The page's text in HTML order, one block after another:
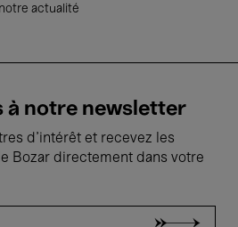
notre actualité
à notre newsletter
d'intérêt et recevez les
Bozar directement dans votre